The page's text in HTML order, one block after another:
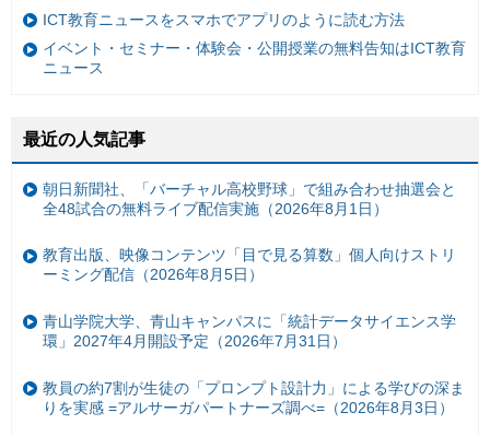
ICT教育ニュースをスマホでアプリのように読む方法
イベント・セミナー・体験会・公開授業の無料告知はICT教育
ニュース
最近の人気記事
朝日新聞社、「バーチャル高校野球」で組み合わせ抽選会と
全48試合の無料ライブ配信実施（2026年8月1日）
教育出版、映像コンテンツ「目で見る算数」個人向けストリ
ーミング配信（2026年8月5日）
青山学院大学、青山キャンパスに「統計データサイエンス学
環」2027年4月開設予定（2026年7月31日）
教員の約7割が生徒の「プロンプト設計力」による学びの深ま
りを実感 =アルサーガパートナーズ調べ=（2026年8月3日）